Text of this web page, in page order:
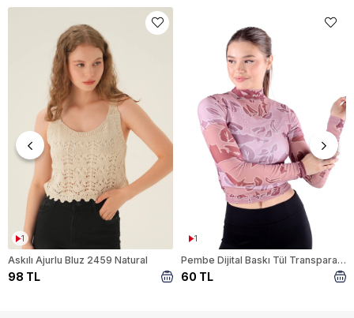
1
Askılı Ajurlu Bluz 2459 Natural
98 TL
1
Pembe Dijital Baskı Tül Transparan Bluz 074
60 TL